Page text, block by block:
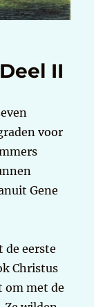
II
voor
Gene
de eerste
Christus
om met de